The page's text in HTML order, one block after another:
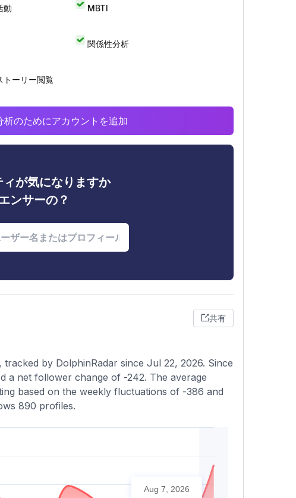
動 MBTI
関係性分析
ーリー閲覧
のためにアカウントを追加
が気になりますか
ンサーの？
共有
by DolphinRadar since Jul 22, 2026. Since
a net follower change of -242. The average
based on the weekly fluctuations of -386 and
890 profiles.
Aug 7, 2026